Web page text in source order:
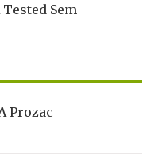
Sem
Prozac